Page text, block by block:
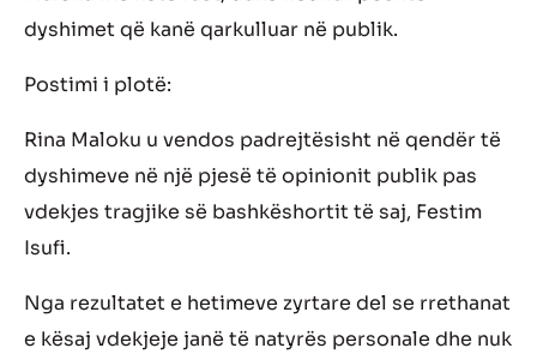
dyshimet që kanë qarkulluar në publik.
Postimi i plotë:
Rina Maloku u vendos padrejtësisht në qendër të
dyshimeve në një pjesë të opinionit publik pas
vdekjes tragjike së bashkëshortit të saj, Festim
Isufi.
Nga rezultatet e hetimeve zyrtare del se rrethanat
e kësaj vdekjeje janë të natyrës personale dhe nuk